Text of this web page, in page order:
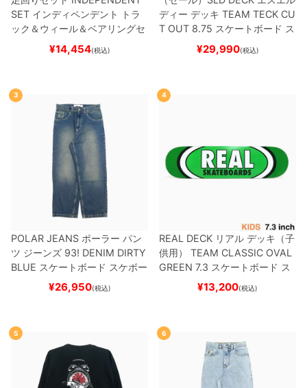
SET インディペンデント
トラ
ック＆ウィール＆ベアリングセ
（トリック用）
ード スケボー
¥14,454(税込)
ディー デッキ TEAM TECK CU
T OUT 8.75 スケートボード ス
¥29,990(税込)
3
POLAR JEANS ポーラー パン
ツ ジーンズ 93! DENIM DIRTY
BLUE スケートボード スケボー
¥26,950(税込)
4
REAL DECK リアル デッキ（子
供用）
TEAM CLASSIC OVAL
GREEN 7.3 スケートボード ス
¥13,200(税込)
5 6